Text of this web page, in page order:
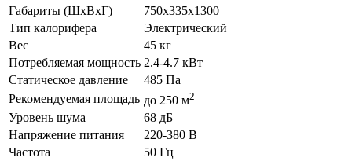
Габариты (ШхВхГ)
750x335x1300
Тип калорифера
Электрический
Вес
45 кг
Потребляемая мощность 2.4-4.7 кВт
Статическое давление
485 Па
Рекомендуемая площадь до 250 м2
Уровень шума
68 дБ
Напряжение питания
220-380 В
Частота
50 Гц